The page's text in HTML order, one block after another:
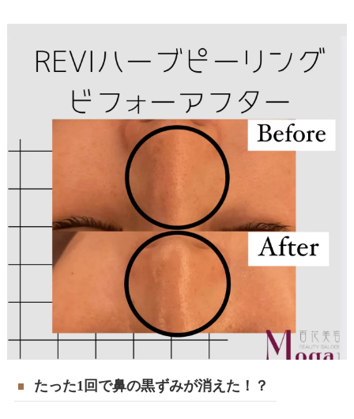
たった1回で鼻の黒ずみが消えた！？